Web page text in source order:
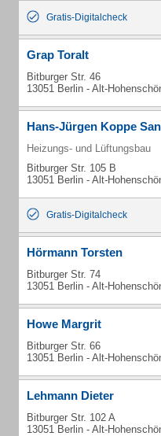
Gratis-Digitalcheck
Grap Toralt
Bitburger Str. 46
13051 Berlin - Alt-
Hans-Jürgen Koppe
Heizungs- und Lüftungsbau
Bitburger Str. 105 B
13051 Berlin - Alt-
Gratis-Digitalcheck
Hörmann Torsten
Bitburger Str. 74
13051 Berlin - Alt-
Howe Margrit
Bitburger Str. 66
13051 Berlin - Alt-
Lehmann Dieter
Bitburger Str. 102 A
13051 Berlin - Alt-